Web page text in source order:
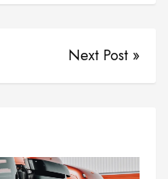
Next Post »